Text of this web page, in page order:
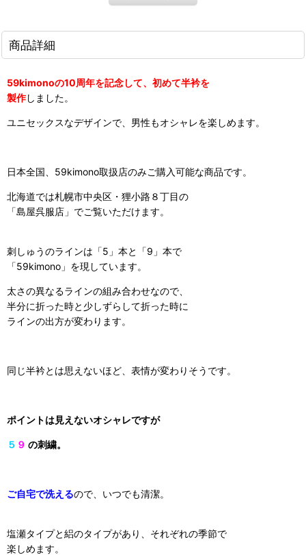
商品詳細
59kimonoの10周年を記念して、初めて半衿を
製作しました。
ユニセックスなデザインで、男性もオシャレを楽しめます。
日本全国、59kimono取扱店のみご購入可能な商品です。
北海道では札幌市中央区・狸小路８丁目の
「島屋呉服店」でご覧いただけます。
刺しゅうのラインは「5」本と「9」本で
「59kimono」を現しています。
太さの異なるラインの組み合わせなので、
半分に折った時と少しずらして折った時に
ラインの出方が変わります。
同じ半衿とは思えないほど、表情が変わりそうです。
ポイントは見えないオシャレですが
５ ９ の刺繍。
ご自宅で洗えるので、いつでも清潔。
塩瀬タイプと絽のタイプがあり、それぞれの季節で
楽しめます。